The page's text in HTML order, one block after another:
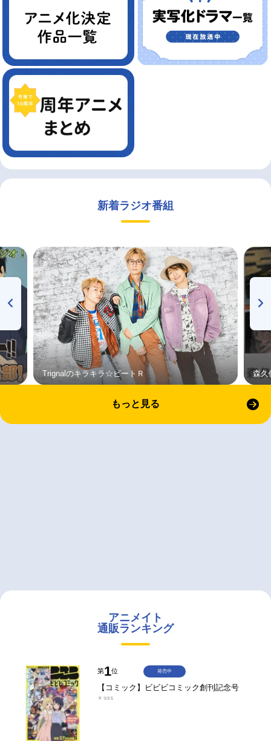
新着ラジオ番組
Trignalのキラキラ☆ビートＲ 森久
もっと見る
アニメイト
通販ランキング
第1位
【コミック】ビビビコミック創刊記念号
￥935
発売中